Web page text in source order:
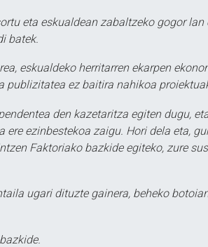
eta eskualdean zabaltzeko gogor
batek.
eskualdeko herritarren ekarpen
publizitatea ez baitira nahikoa
den kazetaritza egiten dugu,
ere ezinbestekoa zaigu. Hori dela eta,
Faktoriako bazkide egiteko, zure
ugari dituzte gainera, beheko